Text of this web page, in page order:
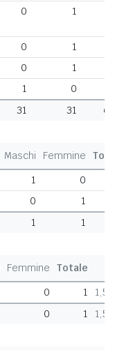
0 1
0 1
0 1
1 0
31 31 62
Maschi Femmine
1
0
0
1
1 1
Femmine Totale
0 1
0 1